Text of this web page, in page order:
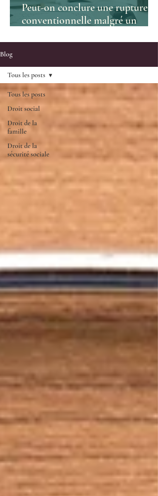
Peut-on conclure une rupture
conventionnelle malgré un
Blog
Tous les posts
Droit social
Droit de la
famille
Droit de la
sécurité sociale
Tous les posts